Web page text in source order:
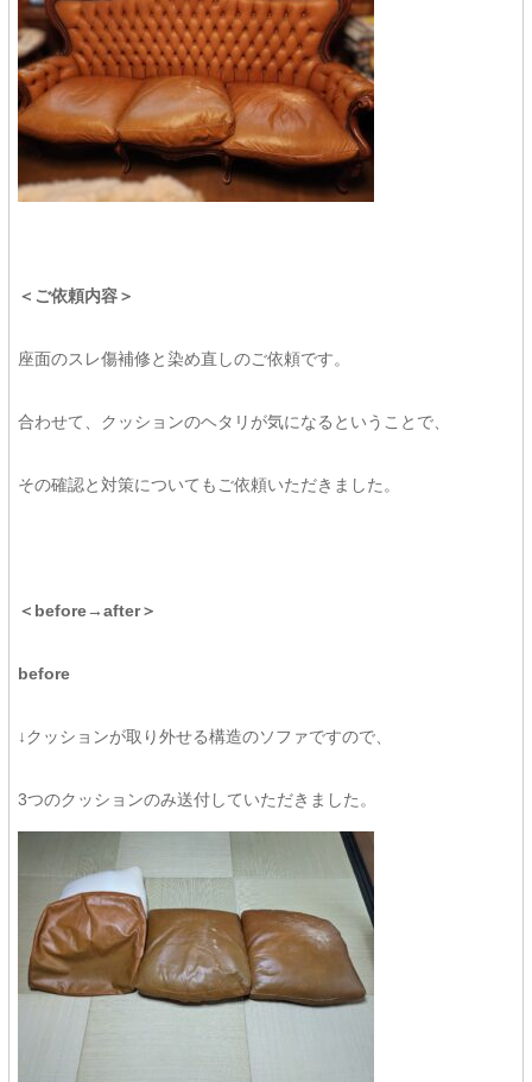
＜ご依頼内容＞
座面のスレ傷補修と染め直しのご依頼です。
合わせて、クッションのヘタリが気になるということで、
その確認と対策についてもご依頼いただきました。
＜before→after＞
before
↓クッションが取り外せる構造のソファですので、
3つのクッションのみ送付していただきました。